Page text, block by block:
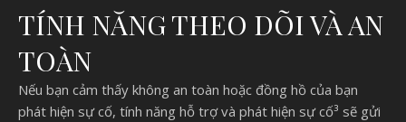
TÍNH NĂNG THEO DÕI VÀ AN
TOÀN
Nếu bạn cảm thấy không an toàn hoặc đồng hồ của bạn
phát hiện sự cố, tính năng hỗ trợ và phát hiện sự cố³ sẽ gửi